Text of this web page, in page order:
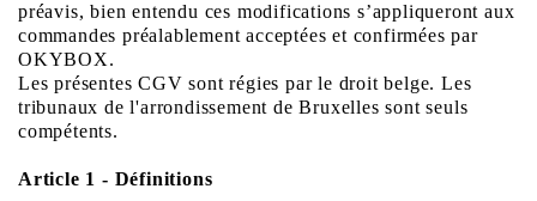
préavis, bien entendu ces modifications s’appliqueront aux
commandes préalablement acceptées et confirmées par
OKYBOX.
Les présentes CGV sont régies par le droit belge. Les
tribunaux de l'arrondissement de Bruxelles sont seuls
compétents.
Article 1 - Définitions